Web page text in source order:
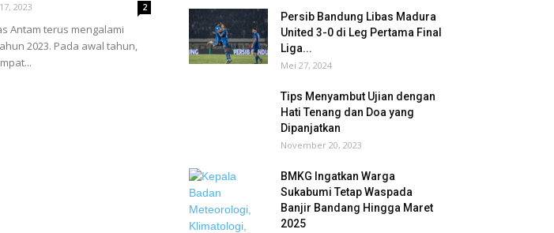
2023 2
Antam terus mengalami
2023. Pada awal tahun,
Persib Bandung Libas Madura
United 3-0 di Leg Pertama Final
Liga...
Mei 27, 2024
Tips Menyambut Ujian dengan
Hati Tenang dan Doa yang
Dipanjatkan
November 20, 2023
BMKG Ingatkan Warga
Sukabumi Tetap Waspada
Banjir Bandang Hingga Maret
2025